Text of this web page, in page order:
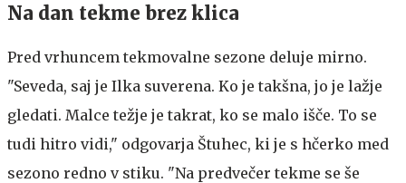
Na dan tekme brez klica
Pred vrhuncem tekmovalne sezone deluje mirno.
"Seveda, saj je Ilka suverena. Ko je takšna, jo je lažje
gledati. Malce težje je takrat, ko se malo išče. To se
tudi hitro vidi," odgovarja Štuhec, ki je s hčerko med
sezono redno v stiku. "Na predvečer tekme se še